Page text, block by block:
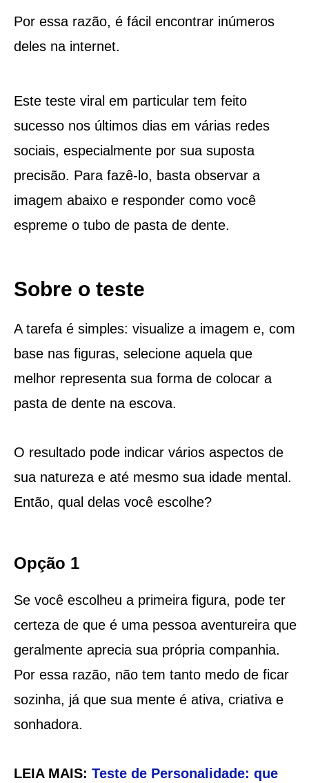
Por essa razão, é fácil encontrar inúmeros
deles na internet.
Este teste viral em particular tem feito
sucesso nos últimos dias em várias redes
sociais, especialmente por sua suposta
precisão. Para fazê-lo, basta observar a
imagem abaixo e responder como você
espreme o tubo de pasta de dente.
Sobre o teste
A tarefa é simples: visualize a imagem e, com
base nas figuras, selecione aquela que
melhor representa sua forma de colocar a
pasta de dente na escova.
O resultado pode indicar vários aspectos de
sua natureza e até mesmo sua idade mental.
Então, qual delas você escolhe?
Opção 1
Se você escolheu a primeira figura, pode ter
certeza de que é uma pessoa aventureira que
geralmente aprecia sua própria companhia.
Por essa razão, não tem tanto medo de ficar
sozinha, já que sua mente é ativa, criativa e
sonhadora.
LEIA MAIS: Teste de Personalidade: que